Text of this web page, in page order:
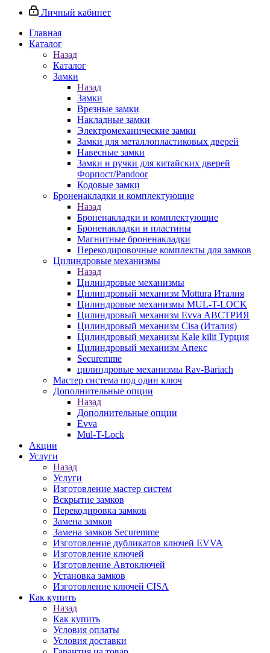
Личный кабинет
Главная
Каталог
Назад
Каталог
Замки
Назад
Замки
Врезные замки
Накладные замки
Электромеханические замки
Замки для металлопластиковых дверей
Навесные замки
Замки и ручки для китайских дверей
Форпост/Раndoor
Кодовые замки
Броненакладки и комплектующие
Назад
Броненакладки и комплектующие
Броненакладки и пластины
Магнитные броненакладки
Перекодировочные комплекты для замков
Цилиндровые механизмы
Назад
Цилиндровые механизмы
Цилиндровый механизм Mottura Италия
Цилиндровые механизмы MUL-T-LOCK
Цилиндровый механизм Evva АВСТРИЯ
Цилиндровый механизм Cisa (Италия)
Цилиндровый механизм Kale kilit Турция
Цилиндровый механизм Апекс
Securemme
цилиндровые механизмы Rav-Bariach
Мастер система под один ключ
Дополнительные опции
Назад
Дополнительные опции
Evva
Mul-T-Lock
Акции
Услуги
Назад
Услуги
Изготовление мастер систем
Вскрытие замков
Перекодировка замков
Замена замков
Замена замков Securemme
Изготовление дубликатов ключей EVVA
Изготовление ключей
Изготовление Автоключей
Установка замков
Изготовление ключей CISA
Как купить
Назад
Как купить
Условия оплаты
Условия доставки